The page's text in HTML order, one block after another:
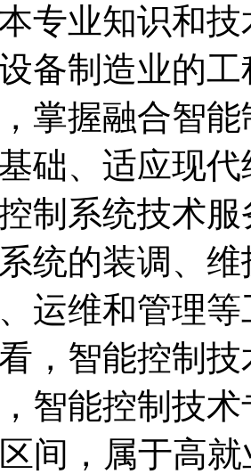
专业知识和
备制造业的
掌握融合智
础、适应现
制系统技术
统的装调、
运维和管理
，智能控制
智能控制技
间，属于高